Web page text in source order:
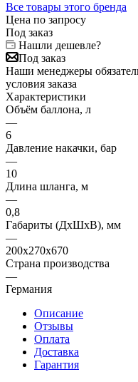
Все товары этого бренда
Цена по запросу
Под заказ
Нашли дешевле?
Под заказ
Наши менеджеры
условия заказа
Характеристики
Объём баллона, л
—
6
Давление накачки, бар
—
10
Длина шланга, м
—
0,8
Габариты (ДхШхВ), мм
—
200x270x670
Страна производства
—
Германия
Описание
Отзывы
Оплата
Доставка
Гарантия